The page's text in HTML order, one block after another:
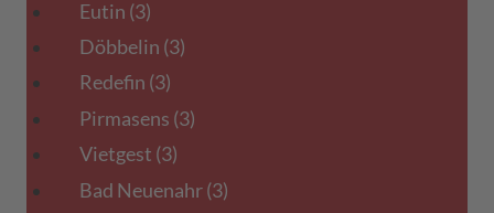
Eutin (3)
Döbbelin (3)
Redefin (3)
Pirmasens (3)
Vietgest (3)
Bad Neuenahr(3)